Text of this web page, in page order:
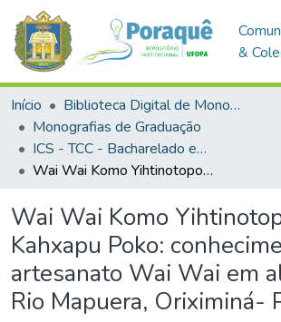
&
Início
Biblioteca Digital de Monografias (BDM)
Monografias de Graduação
ICS - TCC - Bacharelado em Gestão Pública e Desenvolvimento Regional
Wai Wai Komo Yihtinotopo Kahxapu Poko: conhecimentos do artesanato Wai Wai em aldeias do Rio Mapuera, Oriximiná- Pará
Wai Wai Komo
Kahxapu Poko:
artesanato Wai Wai em
Rio Mapuera, Oriximiná-